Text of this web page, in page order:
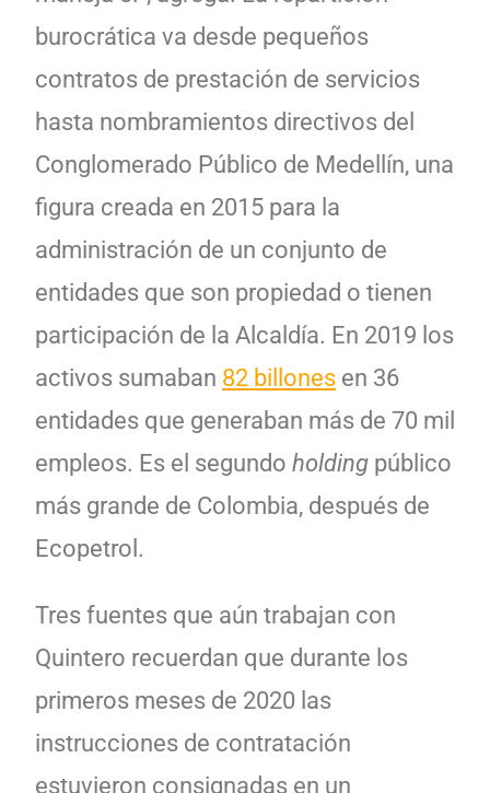
burocrática va desde pequeños
contratos de prestación de servicios
hasta nombramientos directivos del
Conglomerado Público de Medellín, una
figura creada en 2015 para la
administración de un conjunto de
entidades que son propiedad o tienen
participación de la Alcaldía. En 2019 los
activos sumaban 82 billones en 36
entidades que generaban más de 70 mil
empleos. Es el segundo holding público
más grande de Colombia, después de
Ecopetrol.
Tres fuentes que aún trabajan con
Quintero recuerdan que durante los
primeros meses de 2020 las
instrucciones de contratación
estuvieron consignadas en un